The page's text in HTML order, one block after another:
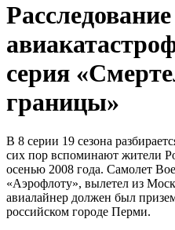
Расследование
серия
границы»
В 8 серии 19 сезона
сих пор вспоминают жители
осенью 2008 года. Самолет
«Аэрофлоту», вылетел из
авиалайнер должен был
российском городе Перми.